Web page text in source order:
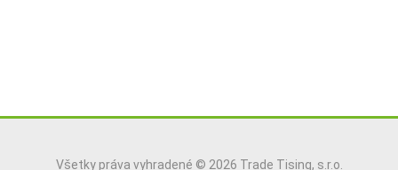
Všetky práva vyhradené © 2026 Trade Tising, s.r.o.